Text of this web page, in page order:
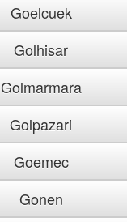
Goelcuek
Golhisar
Golmarmara
Golpazari
Goemec
Gonen